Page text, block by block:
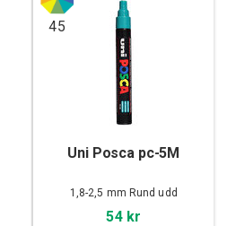
45
Uni Posca pc-5M
1,8-2,5 mm Rund udd
54 kr